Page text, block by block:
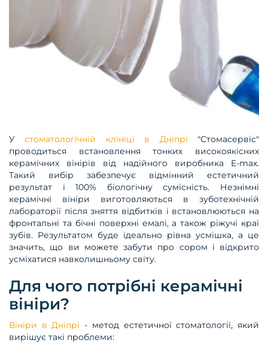
Устоматологічній клініці в Дніпрі "Стомасервіс"
проводиться встановлення тонких високоякісних
керамічних вінірів від надійного виробника E-max.
Такий вибір забезпечує відмінний естетичний
результат і 100% біологічну сумісність. Незнімні
керамічні вініри виготовляються в зуботехнічній
лабораторії після зняття відбитків і встановлюються на
фронтальні та бічні поверхні емалі, а також ріжучі краї
зубів. Результатом буде ідеально рівна усмішка, а це
значить, що ви можете забути про сором і відкрито
усміхатися навколишньому світу.
Для чого потрібні керамічні
вініри?
Вініри в Дніпрі - метод естетичної стоматології, який
вирішує такі проблеми: